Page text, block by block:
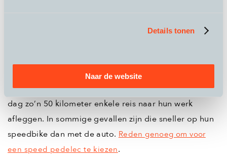
Details tonen
Naar de website
die zo’n 25 tot 30 kilometer van het werk wonen. Maar
onder de klanten van QicQ zitten ook rijders die elke
dag zo’n 50 kilometer enkele reis naar hun werk
afleggen. In sommige gevallen zijn die sneller op hun
speedbike dan met de auto. Reden genoeg om voor
een speed pedelec te kiezen.